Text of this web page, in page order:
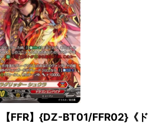
【FFR】{DZ-BT01/FFR02}《ド